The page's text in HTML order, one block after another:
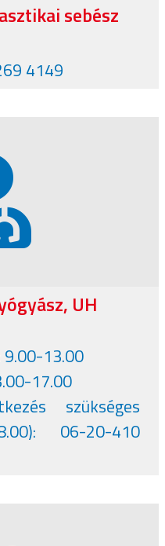
sebész
4149
UH
13.00
17.00
szükséges
06-20-410